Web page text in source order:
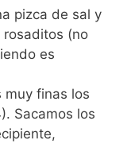
pizca de sal y
rosaditos (no
es
muy finas los
Sacamos los